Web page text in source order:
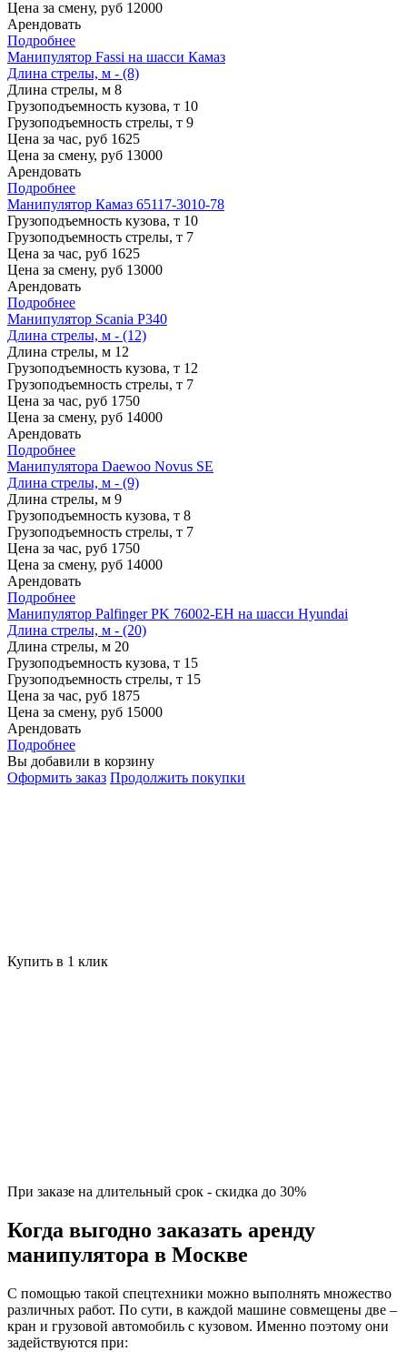
Цена за смену, руб 12000
Арендовать
Подробнее
Манипулятор Fassi на шасси Камаз
Длина стрелы, м - (8)
Длина стрелы, м 8
Грузоподъемность кузова, т 10
Грузоподъемность стрелы, т 9
Цена за час, руб 1625
Цена за смену, руб 13000
Арендовать
Подробнее
Манипулятор Камаз 65117-3010-78
Грузоподъемность кузова, т 10
Грузоподъемность стрелы, т 7
Цена за час, руб 1625
Цена за смену, руб 13000
Арендовать
Подробнее
Манипулятор Scania P340
Длина стрелы, м - (12)
Длина стрелы, м 12
Грузоподъемность кузова, т 12
Грузоподъемность стрелы, т 7
Цена за час, руб 1750
Цена за смену, руб 14000
Арендовать
Подробнее
Манипулятора Daewoo Novus SE
Длина стрелы, м - (9)
Длина стрелы, м 9
Грузоподъемность кузова, т 8
Грузоподъемность стрелы, т 7
Цена за час, руб 1750
Цена за смену, руб 14000
Арендовать
Подробнее
Манипулятор Palfinger PK 76002-EH на шасси Hyundai
Длина стрелы, м - (20)
Длина стрелы, м 20
Грузоподъемность кузова, т 15
Грузоподъемность стрелы, т 15
Цена за час, руб 1875
Цена за смену, руб 15000
Арендовать
Подробнее
Вы добавили в корзину
Оформить заказ Продолжить покупки
Купить в 1 клик
При заказе на длительный срок - скидка до 30%
Когда выгодно заказать аренду
манипулятора в Москве
С помощью такой спецтехники можно выполнять множество
различных работ. По сути, в каждой машине совмещены две –
кран и грузовой автомобиль с кузовом. Именно поэтому они
задействуются при: